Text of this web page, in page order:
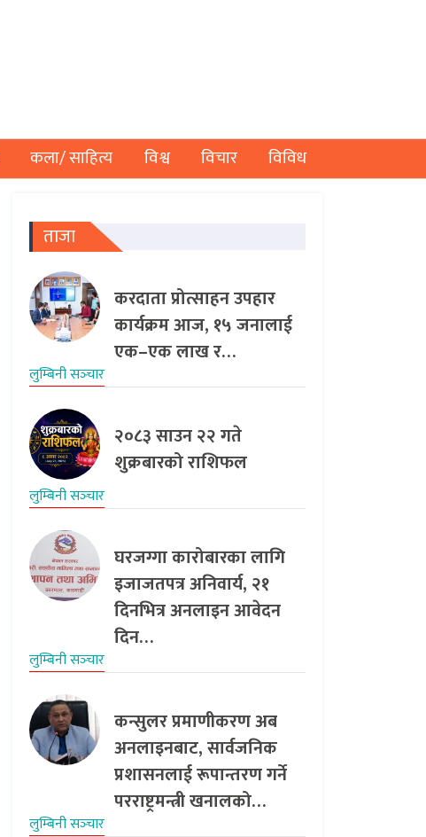
कला/ साहित्य विश्व विचार विविध
ताजा
करदाता प्रोत्साहन उपहार
कार्यक्रम आज, १५ जनालाई
एक–एक लाख र…
लुम्बिनी सञ्‍चार
२०८३ साउन २२ गते
शुक्रबारको राशिफल
लुम्बिनी सञ्‍चार
घरजग्गा कारोबारका लागि
इजाजतपत्र अनिवार्य, २१
दिनभित्र अनलाइन आवेदन
दिन…
लुम्बिनी सञ्‍चार
कन्सुलर प्रमाणीकरण अब
अनलाइनबाट, सार्वजनिक
प्रशासनलाई रूपान्तरण गर्ने
परराष्ट्रमन्त्री खनालको…
लुम्बिनी सञ्‍चार